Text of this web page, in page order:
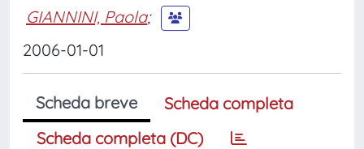
GIANNINI, Paola;
2006-01-01
Scheda breve
Scheda completa
Scheda completa (DC)